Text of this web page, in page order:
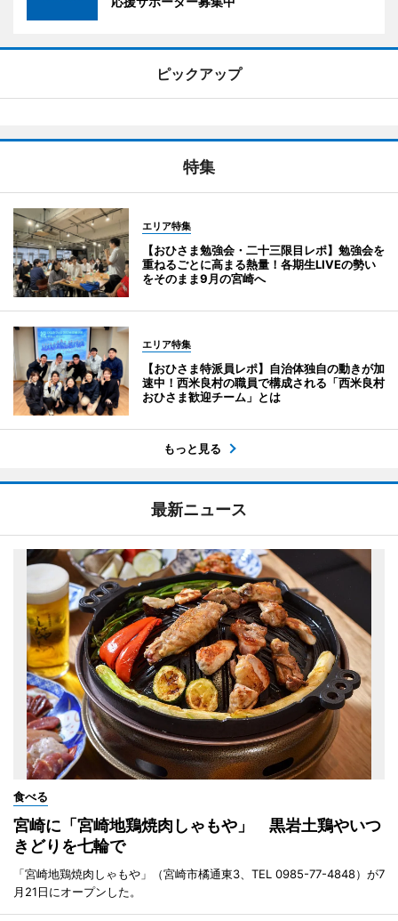
ピックアップ
特集
エリア特集
【おひさま勉強会・二十三限目レポ】勉強会を
重ねるごとに高まる熱量！各期生LIVEの勢い
をそのまま9月の宮崎へ
エリア特集
【おひさま特派員レポ】自治体独自の動きが加
速中！西米良村の職員で構成される「西米良村
おひさま歓迎チーム」とは
もっと見る
最新ニュース
食べる
宮崎に「宮崎地鶏焼肉しゃもや」 黒岩土鶏やいつ
きどりを七輪で
「宮崎地鶏焼肉しゃもや」（宮崎市橘通東3、TEL 0985-77-4848）が7
月21日にオープンした。